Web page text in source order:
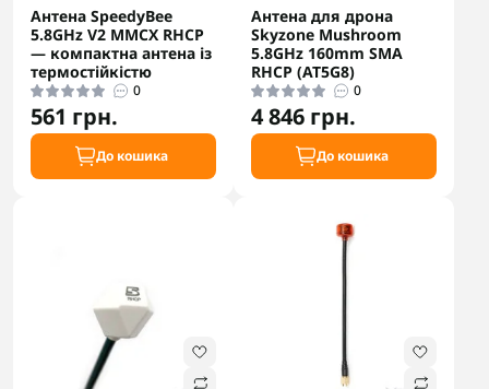
Антена SpeedyBee
5.8GHz V2 MMCX RHCP
— компактна антена із
термостійкістю
0
561 грн.
До кошика
Антена для дрона
Skyzone Mushroom
5.8GHz 160mm SMA
RHCP (AT5G8)
0
4 846 грн.
До кошика